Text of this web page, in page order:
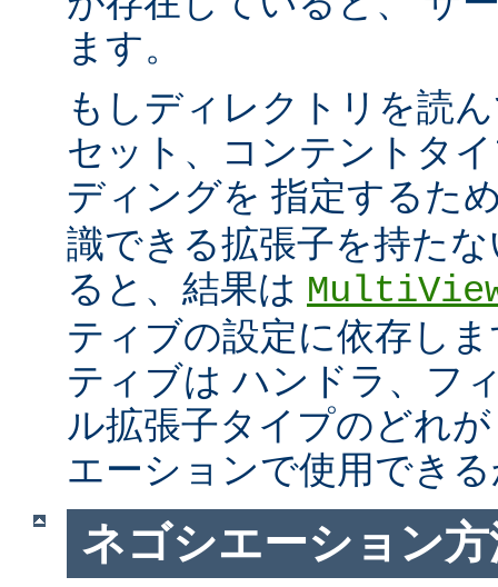
ます。
もしディレクトリを読
セット、コンテントタ
ディングを 指定するた
識できる拡張子を持た
ると、結果は
ティブの設定に依存し
ティブは ハンドラ、フ
ル拡張子タイプのどれ
エーションで使用でき
ネゴシエーション方